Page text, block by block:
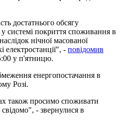
достатнього обсягу
системі покриття споживання в
нічної масованої
електростанції", - повідомив
у п'ятницю.
енергопостачання в
Розі.
також просимо споживати
- звернулися в